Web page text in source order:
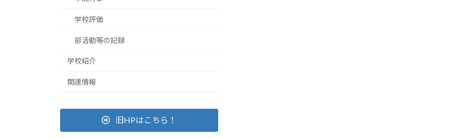
学校評価
部活動等の記録
学校紹介
関連情報
旧HPはこちら！